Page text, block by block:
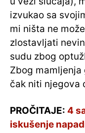
izvukao sa
mi ništa ne
zlostavljati
sudu zbog
Zbog
čak niti njegova
PROČITAJE: 4
iskušenje